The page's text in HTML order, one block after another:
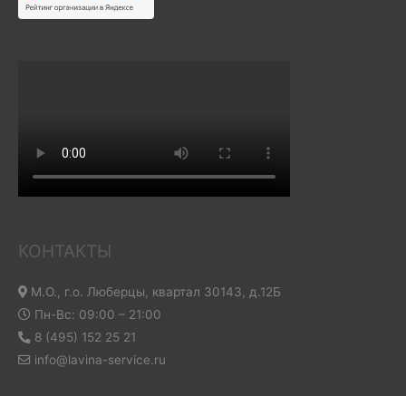
КОНТАКТЫ
М.О., г.о. Люберцы, квартал 30143, д.12Б
Пн-Вс: 09:00 – 21:00
8 (495) 152 25 21
info@lavina-service.ru